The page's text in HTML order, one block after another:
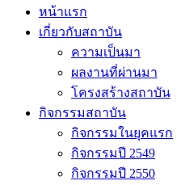
หน้าแรก
เกี่ยวกับสถาบัน
ความเป็นมา
ผลงานที่ผ่านมา
โครงสร้างสถาบัน
กิจกรรมสถาบัน
กิจกรรมในยุคแรก
กิจกรรมปี 2549
กิจกรรมปี 2550